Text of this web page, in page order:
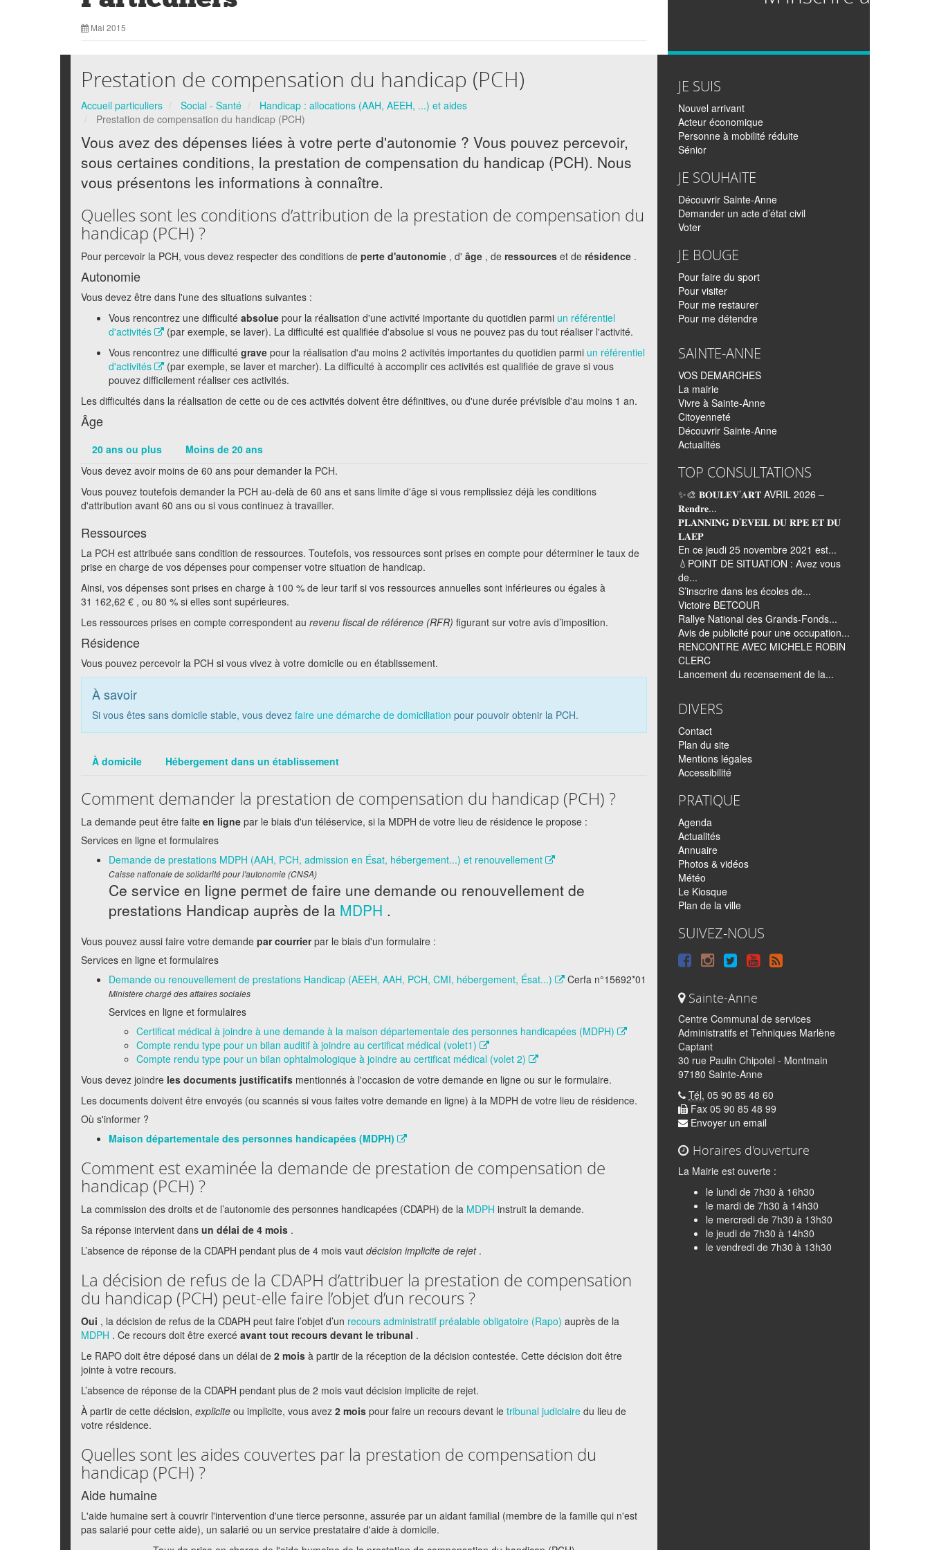
Mai 2015
Prestation de compensation du handicap (PCH)
Accueil particuliers Social - Santé
Handicap : allocations (AAH, AEEH, ...) et aides
Prestation de compensation du handicap (PCH)
Vous avez des dépenses liées à votre perte d'autonomie ? Vous pouvez percevoir,
sous certaines conditions, la prestation de compensation du handicap (PCH). Nous
vous présentons les informations à connaître.
Quelles sont les conditions d’attribution de la prestation de compensation du
handicap (PCH) ?
Pour percevoir la PCH, vous devez respecter des conditions de perte d'autonomie , d' âge , de ressources et de résidence .
Autonomie
Vous devez être dans l'une des situations suivantes :
Vous rencontrez une difficulté absolue pour la réalisation d'une activité importante du quotidien parmi un référentiel
d'activités
(par exemple, se laver). La difficulté est qualifiée d'absolue si vous ne pouvez pas du tout réaliser l'activité.
Vous rencontrez une difficulté grave pour la réalisation d'au moins 2 activités importantes du quotidien parmi un référentiel
d'activités
(par exemple, se laver et marcher). La difficulté à accomplir ces activités est qualifiée de grave si vous
pouvez difficilement réaliser ces activités.
Les difficultés dans la réalisation de cette ou de ces activités doivent être définitives, ou d'une durée prévisible d'au moins 1 an.
Âge
20 ans ou plus
Moins de 20 ans
Vous devez avoir moins de 60 ans pour demander la PCH.
Vous pouvez toutefois demander la PCH au-delà de 60 ans et sans limite d'âge si vous remplissiez déjà les conditions
d'attribution avant 60 ans ou si vous continuez à travailler.
Ressources
La PCH est attribuée sans condition de ressources. Toutefois, vos ressources sont prises en compte pour déterminer le taux de
prise en charge de vos dépenses pour compenser votre situation de handicap.
Ainsi, vos dépenses sont prises en charge à 100 % de leur tarif si vos ressources annuelles sont inférieures ou égales à
31 162,62 € , ou 80 % si elles sont supérieures.
Les ressources prises en compte correspondent au revenu fiscal de référence (RFR) figurant sur votre avis d’imposition.
Résidence
Vous pouvez percevoir la PCH si vous vivez à votre domicile ou en établissement.
À savoir
Si vous êtes sans domicile stable, vous devez faire une démarche de domiciliation pour pouvoir obtenir la PCH.
À domicile Hébergement dans un établissement
Comment demander la prestation de compensation du handicap (PCH) ?
La demande peut être faite en ligne par le biais d'un téléservice, si la MDPH de votre lieu de résidence le propose :
Services en ligne et formulaires
Demande de prestations MDPH (AAH, PCH, admission en Ésat, hébergement...) et renouvellement
Caisse nationale de solidarité pour l'autonomie (CNSA)
Ce service en ligne permet de faire une demande ou renouvellement de
prestations Handicap auprès de la MDPH .
Vous pouvez aussi faire votre demande par courrier par le biais d'un formulaire :
Services en ligne et formulaires
Demande ou renouvellement de prestations Handicap (AEEH, AAH, PCH, CMI, hébergement, Ésat...)
Cerfa n°15692*01
Ministère chargé des affaires sociales
Services en ligne et formulaires
Certificat médical à joindre à une demande à la maison départementale des personnes handicapées (MDPH)
Compte rendu type pour un bilan auditif à joindre au certificat médical (volet1)
Compte rendu type pour un bilan ophtalmologique à joindre au certificat médical (volet 2)
Vous devez joindre les documents justificatifs mentionnés à l'occasion de votre demande en ligne ou sur le formulaire.
Les documents doivent être envoyés (ou scannés si vous faites votre demande en ligne) à la MDPH de votre lieu de résidence.
Où s'informer ?
Maison départementale des personnes handicapées (MDPH)
Comment est examinée la demande de prestation de compensation de
handicap (PCH) ?
La commission des droits et de l’autonomie des personnes handicapées (CDAPH) de la MDPH instruit la demande.
Sa réponse intervient dans un délai de 4 mois .
L’absence de réponse de la CDAPH pendant plus de 4 mois vaut décision implicite de rejet .
La décision de refus de la CDAPH d’attribuer la prestation de compensation
du handicap (PCH) peut-elle faire l’objet d’un recours ?
Oui , la décision de refus de la CDAPH peut faire l’objet d’un recours administratif préalable obligatoire (Rapo) auprès de la
MDPH . Ce recours doit être exercé avant tout recours devant le tribunal .
Le RAPO doit être déposé dans un délai de 2 mois à partir de la réception de la décision contestée. Cette décision doit être
jointe à votre recours.
L’absence de réponse de la CDAPH pendant plus de 2 mois vaut décision implicite de rejet.
À partir de cette décision, explicite ou implicite, vous avez 2 mois pour faire un recours devant le tribunal judiciaire du lieu de
votre résidence.
Quelles sont les aides couvertes par la prestation de compensation du
handicap (PCH) ?
Aide humaine
L'aide humaine sert à couvrir l'intervention d'une tierce personne, assurée par un aidant familial (membre de la famille qui n'est
pas salarié pour cette aide), un salarié ou un service prestataire d'aide à domicile.
JE SUIS
Nouvel arrivant
Acteur économique
Personne à mobilité réduite
Sénior
JE SOUHAITE
Découvrir Sainte-Anne
Demander un acte d’état civil
Voter
JE BOUGE
Pour faire du sport
Pour visiter
Pour me restaurer
Pour me détendre
SAINTE-ANNE
VOS DEMARCHES
La mairie
Vivre à Sainte-Anne
Citoyenneté
Découvrir Sainte-Anne
Actualités
TOP CONSULTATIONS
✨🎨 𝐁𝐎𝐔𝐋𝐄𝐕’𝐀𝐑𝐓 AVRIL 2026 –
𝐑𝐞𝐧𝐝𝐫𝐞...
𝐏𝐋𝐀𝐍𝐍𝐈𝐍𝐆 𝐃’𝐄𝐕𝐄𝐈𝐋 𝐃𝐔 𝐑𝐏𝐄 𝐄𝐓 𝐃𝐔
𝐋𝐀𝐄𝐏
En ce jeudi 25 novembre 2021 est...
💧POINT DE SITUATION : Avez vous
de...
S’inscrire dans les écoles de...
Victoire BETCOUR
Rallye National des Grands-Fonds...
Avis de publicité pour une occupation...
RENCONTRE AVEC MICHELE ROBIN
CLERC
Lancement du recensement de la...
DIVERS
Contact
Plan du site
Mentions légales
Accessibilité
PRATIQUE
Agenda
Actualités
Annuaire
Photos & vidéos
Météo
Le Kiosque
Plan de la ville
SUIVEZ-NOUS
Suivre
Facebook
Suivre
Instagram
Suivre
Twitter
Syndiquer
site
Sainte-Anne
Centre Communal de services
Administratifs et Tehniques Marlène
Captant
30 rue Paulin Chipotel - Montmain
97180 Sainte-Anne
Tél. 05 90 85 48 60
Fax 05 90 85 48 99
Envoyer un email
Horaires d'ouverture
La Mairie est ouverte :
le lundi de 7h30 à 16h30
le mardi de 7h30 à 14h30
le mercredi de 7h30 à 13h30
le jeudi de 7h30 à 14h30
le vendredi de 7h30 à 13h30